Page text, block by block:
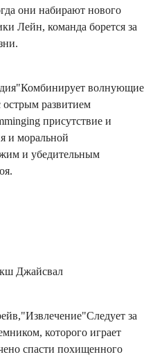
они набирают нового
Лейн, команда борется за
волнующие
острым развитием
присутствие и
и моральной
и убедительным
Джайсвал
за
которого играет
спасти похищенного